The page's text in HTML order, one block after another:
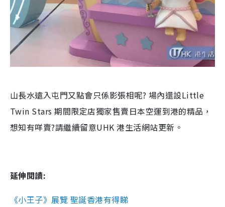
山長水遠入屯門又點會只係影張相呢? 場內還設Little
Twin Stars 期間限定店獨家售賣日本空運到港的精品，
想知有咩賣?請繼續留意UHK 港生活網站更新。
延伸閱讀:
《小王子》展覽 聖誕香港有得睇